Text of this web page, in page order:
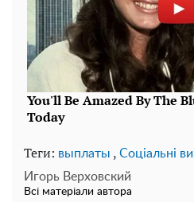
Теги: выплаты , Соціальні
Игорь Верховский
Всі матеріали автора